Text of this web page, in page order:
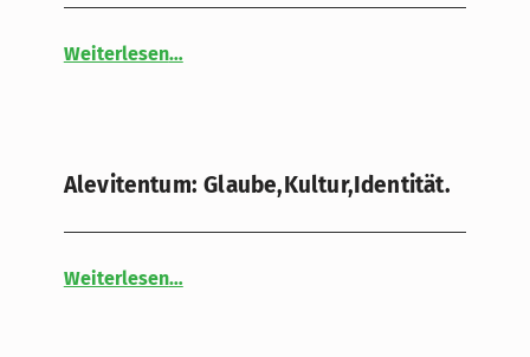
Weiterlesen“MACH MIT ! GESTALTE UNSEREN JUGEND(T)RAUM MIT. 19.10.2025”
…
Alevitentum: Glaube,Kultur,Identität.
Weiterlesen…